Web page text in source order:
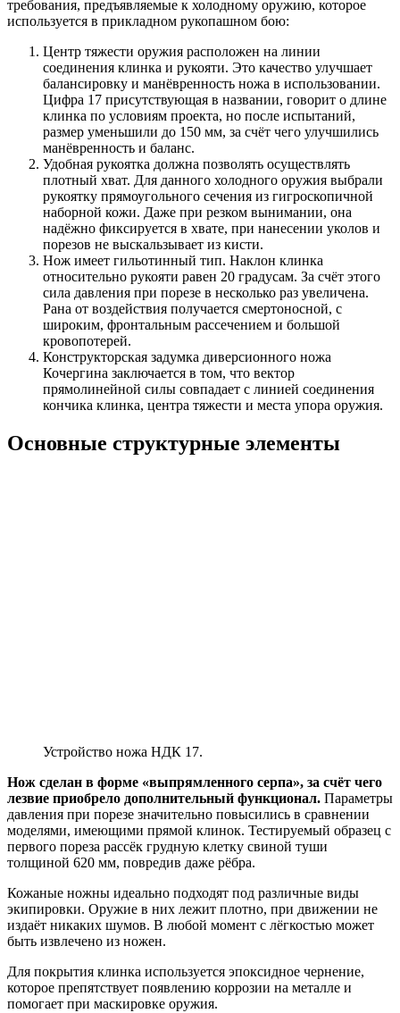
требования, предъявляемые к холодному оружию, которое
используется в прикладном рукопашном бою:
Центр тяжести оружия расположен на линии
соединения клинка и рукояти. Это качество улучшает
балансировку и манёвренность ножа в использовании.
Цифра 17 присутствующая в названии, говорит о длине
клинка по условиям проекта, но после испытаний,
размер уменьшили до 150 мм, за счёт чего улучшились
манёвренность и баланс.
Удобная рукоятка должна позволять осуществлять
плотный хват. Для данного холодного оружия выбрали
рукоятку прямоугольного сечения из гигроскопичной
наборной кожи. Даже при резком вынимании, она
надёжно фиксируется в хвате, при нанесении уколов и
порезов не выскальзывает из кисти.
Нож имеет гильотинный тип. Наклон клинка
относительно рукояти равен 20 градусам. За счёт этого
сила давления при порезе в несколько раз увеличена.
Рана от воздействия получается смертоносной, с
широким, фронтальным рассечением и большой
кровопотерей.
Конструкторская задумка диверсионного ножа
Кочергина заключается в том, что вектор
прямолинейной силы совпадает с линией соединения
кончика клинка, центра тяжести и места упора оружия.
Основные структурные элементы
Устройство ножа НДК 17.
Нож сделан в форме «выпрямленного серпа», за счёт чего
лезвие приобрело дополнительный функционал. Параметры
давления при порезе значительно повысились в сравнении
моделями, имеющими прямой клинок. Тестируемый образец с
первого пореза рассёк грудную клетку свиной туши
толщиной 620 мм, повредив даже рёбра.
Кожаные ножны идеально подходят под различные виды
экипировки. Оружие в них лежит плотно, при движении не
издаёт никаких шумов. В любой момент с лёгкостью может
быть извлечено из ножен.
Для покрытия клинка используется эпоксидное чернение,
которое препятствует появлению коррозии на металле и
помогает при маскировке оружия.